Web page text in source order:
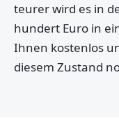
teurer wird es in
hundert Euro in
Ihnen kostenlos
diesem Zustand